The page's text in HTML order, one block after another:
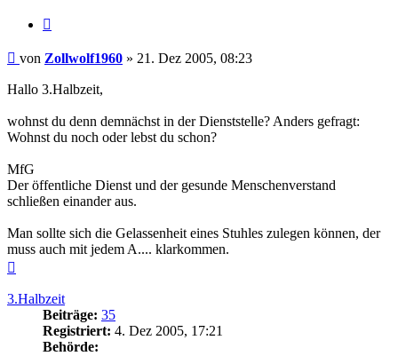
Beitrag
von Zollwolf1960 » 21. Dez 2005, 08:23
Hallo 3.Halbzeit,
wohnst du denn demnächst in der Dienststelle? Anders gefragt:
Wohnst du noch oder lebst du schon?
MfG
Der öffentliche Dienst und der gesunde Menschenverstand
schließen einander aus.
Man sollte sich die Gelassenheit eines Stuhles zulegen können, der
muss auch mit jedem A.... klarkommen.
3.Halbzeit
Beiträge: 35
Registriert: 4. Dez 2005, 17:21
Behörde: